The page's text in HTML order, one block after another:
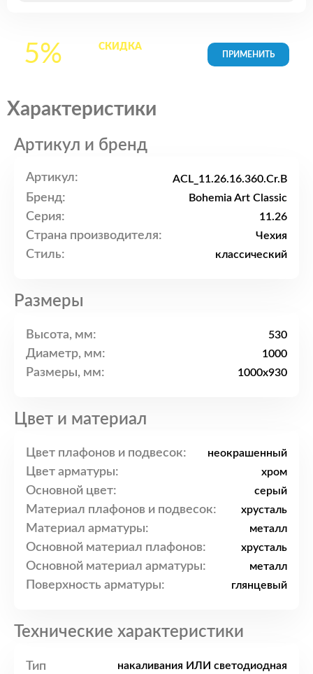
5% СКИДКАна все
Характеристики
Артикул и бренд
Артикул: ACL_11.26.16.360.Cr.B
Бренд: Bohemia Art Classic
Серия: 11.26
Страна производителя: Чехия
Стиль: классический
Размеры
Высота, мм: 530
Диаметр, мм: 1000
Размеры, мм: 1000x930
Цвет и материал
Цвет плафонов и подвесок: неокрашенный
Цвет арматуры: хром
Основной цвет: серый
Материал плафонов и подвесок: хрусталь
Материал арматуры: металл
Основной материал плафонов: хрусталь
Основной материал арматуры: металл
Поверхность арматуры: глянцевый
Технические характеристики
Тип накаливания ИЛИ светодиодная